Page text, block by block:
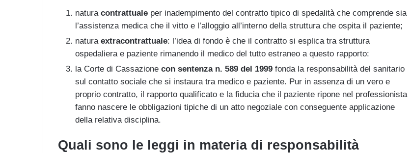
naturacontrattuale per inadempimento del contratto tipico di spedalità che comprende sia
l’assistenza medica che il vitto e l’alloggio all’interno della struttura che ospita il paziente;
natura extracontrattuale: l’idea di fondo è che il contratto si esplica tra struttura
ospedaliera e paziente rimanendo il medico del tutto estraneo a questo rapporto:
la Corte di Cassazione con sentenza n. 589 del 1999 fonda la responsabilità del sanitario
sul contatto sociale che si instaura tra medico e paziente. Pur in assenza di un vero e
proprio contratto, il rapporto qualificato e la fiducia che il paziente ripone nel professionista
fanno nascere le obbligazioni tipiche di un atto negoziale con conseguente applicazione
della relativa disciplina.
Quali sono le leggi in materia di responsabilità